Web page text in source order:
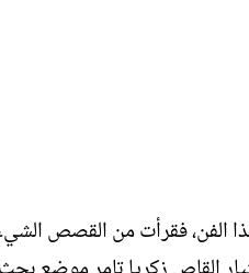
الفن، فقرأت من القصص